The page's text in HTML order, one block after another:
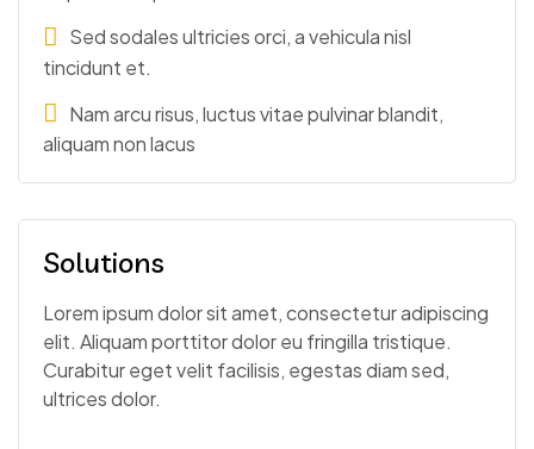
Sed sodales ultricies orci, a vehicula nisl
tincidunt et.
Nam arcu risus, luctus vitae pulvinar blandit,
aliquam non lacus
Solutions
Lorem ipsum dolor sit amet, consectetur adipiscing
elit. Aliquam porttitor dolor eu fringilla tristique.
Curabitur eget velit facilisis, egestas diam sed,
ultrices dolor.